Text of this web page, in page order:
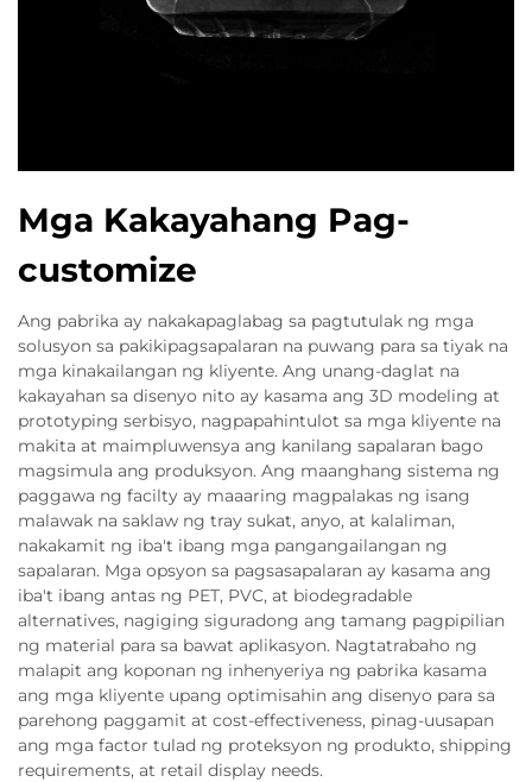
Mga Kakayahang Pag-
customize
Ang pabrika ay nakakapaglabag sa pagtutulak ng mga
solusyon sa pakikipagsapalaran na puwang para sa tiyak na
mga kinakailangan ng kliyente. Ang unang-daglat na
kakayahan sa disenyo nito ay kasama ang 3D modeling at
prototyping serbisyo, nagpapahintulot sa mga kliyente na
makita at maimpluwensya ang kanilang sapalaran bago
magsimula ang produksyon. Ang maanghang sistema ng
paggawa ng facilty ay maaaring magpalakas ng isang
malawak na saklaw ng tray sukat, anyo, at kalaliman,
nakakamit ng iba't ibang mga pangangailangan ng
sapalaran. Mga opsyon sa pagsasapalaran ay kasama ang
iba't ibang antas ng PET, PVC, at biodegradable
alternatives, nagiging siguradong ang tamang pagpipilian
ng material para sa bawat aplikasyon. Nagtatrabaho ng
malapit ang koponan ng inhenyeriya ng pabrika kasama
ang mga kliyente upang optimisahin ang disenyo para sa
parehong paggamit at cost-effectiveness, pinag-uusapan
ang mga factor tulad ng proteksyon ng produkto, shipping
requirements, at retail display needs.